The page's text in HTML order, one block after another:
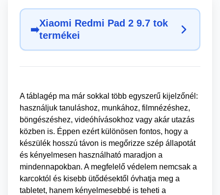
➡️
Xiaomi Redmi Pad 2 9.7 tok
termékei
A táblagép ma már sokkal több egyszerű kijelzőnél:
használjuk tanuláshoz, munkához, filmnézéshez,
böngészéshez, videóhívásokhoz vagy akár utazás
közben is. Éppen ezért különösen fontos, hogy a
készülék hosszú távon is megőrizze szép állapotát
és kényelmesen használható maradjon a
mindennapokban. A megfelelő védelem nemcsak a
karcoktól és kisebb ütődésektől óvhatja meg a
tabletet, hanem kényelmesebbé is teheti a